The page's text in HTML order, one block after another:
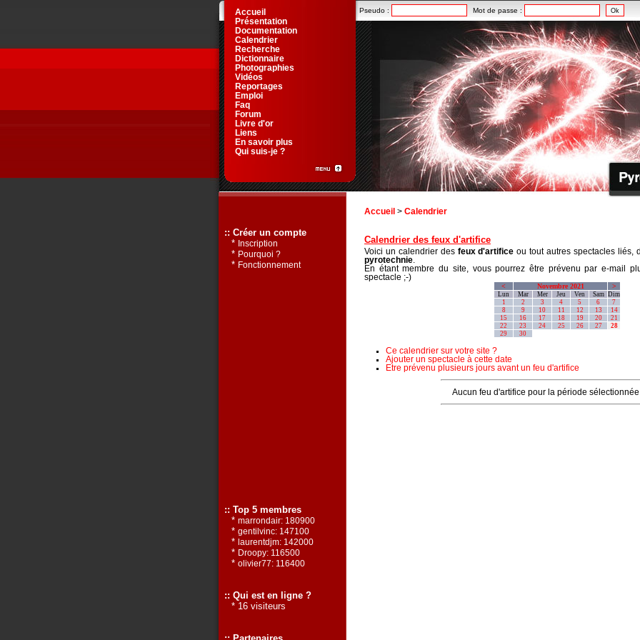
Accueil > Calendrier
Calendrier des feux d'artifice
Voici un calendrier des feux d'artifice ou tout autres spectacles liés,
pyrotechnie
En étant membre du site, vous pourrez être prévenu par e-mail
spectacle ;-)
< Novembre 2021 >
Lun Mar Mer Jeu Ven Sam Dim
1
2 3 4 5 6
7
8
9 10 11 12 13
14
15
16 17 18 19 20
21
22
23 24 25 26 27
28
29
30
Ce calendrier sur votre site ?
Ajouter un spectacle à cette date
Etre prévenu plusieurs jours avant un feu d'artifice
Aucun feu d'artifice pour la période
Pseudo : Mot de passe :
Accueil
Présentation
Documentation
Calendrier
Recherche
Dictionnaire
Photographies
Vidéos
Reportages
Emploi
Faq
Forum
Livre d'or
Liens
En savoir plus
Qui suis-je ?
:: Créer un compte
* Inscription
* Pourquoi ?
* Fonctionnement
:: Top 5 membres
* marrondair: 180900
* gentilvinc: 147100
* laurentdjm: 142000
* Droopy: 116500
* olivier77: 116400
:: Qui est en ligne ?
* 16 visiteurs